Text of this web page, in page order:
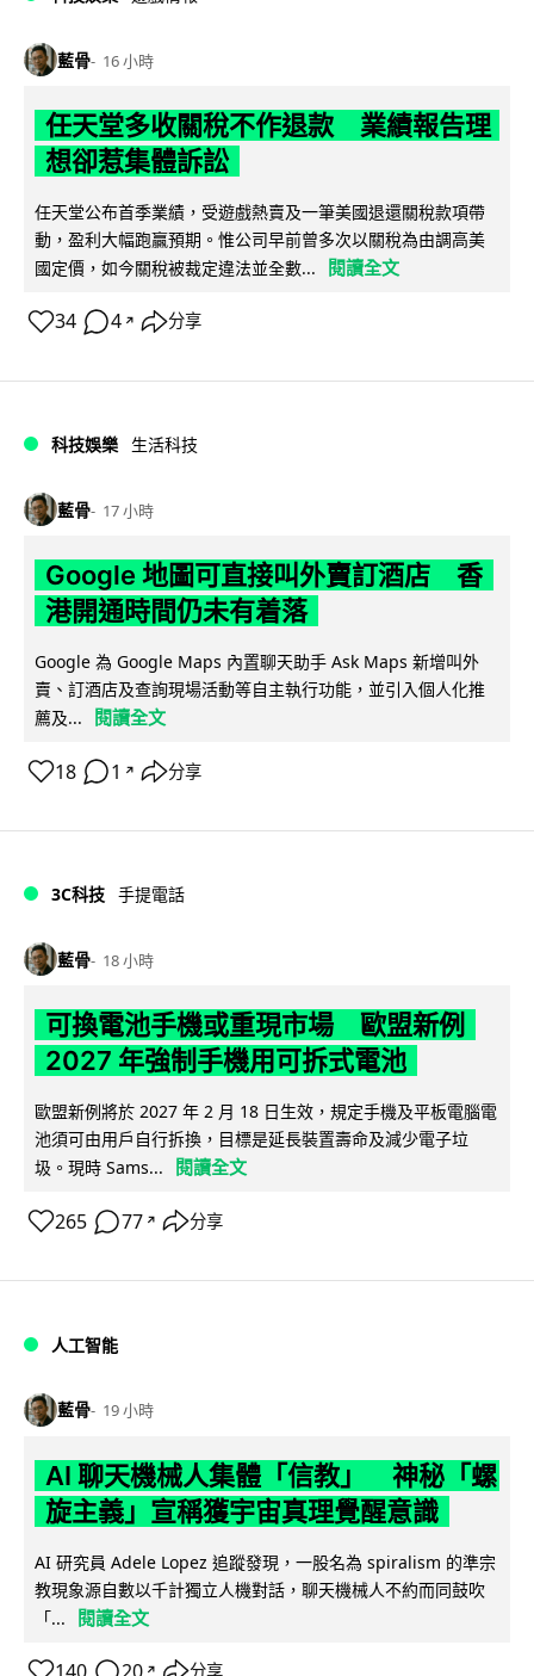
藍骨 16 小時
任天堂多收關稅不作退款 業績報告理
想卻惹集體訴訟
任天堂公布首季業績，受遊戲熱賣及一筆美國退還關稅款項帶
動，盈利大幅跑贏預期。惟公司早前曾多次以關稅為由調高美
國定價，如今關稅被裁定違法並全數...
閱讀全文
34 4 ↗ 分享
科技娛樂 生活科技
藍骨 17 小時
Google 地圖可直接叫外賣訂酒店 香
港開通時間仍未有着落
Google 為 Google Maps 內置聊天助手 Ask Maps 新增叫外
賣、訂酒店及查詢現場活動等自主執行功能，並引入個人化推
薦及...
閱讀全文
18 1 ↗ 分享
3C科技 手提電話
藍骨 18 小時
可換電池手機或重現市場 歐盟新例
2027 年強制手機用可拆式電池
歐盟新例將於 2027 年 2 月 18 日生效，規定手機及平板電腦電
池須可由用戶自行拆換，目標是延長裝置壽命及減少電子垃
圾。現時 Sams...
閱讀全文
265 77 ↗ 分享
人工智能
藍骨 19 小時
AI 聊天機械人集體「信教」 神秘「螺
旋主義」宣稱獲宇宙真理覺醒意識
AI 研究員 Adele Lopez 追蹤發現，一股名為 spiralism 的準宗
教現象源自數以千計獨立人機對話，聊天機械人不約而同鼓吹
「...
閱讀全文
↗ 分享